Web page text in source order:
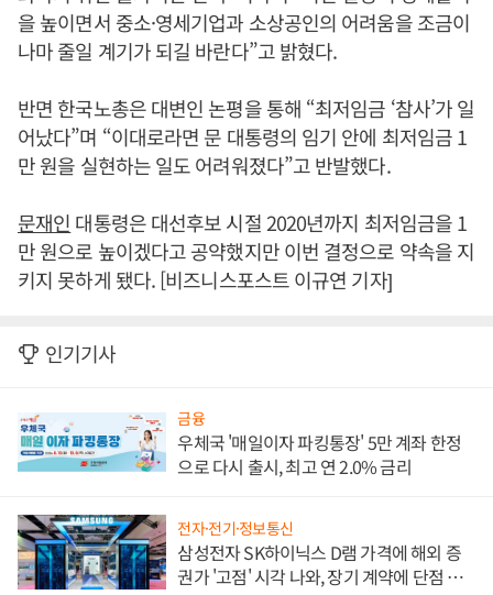
을 높이면서 중소·영세기업과 소상공인의 어려움을 조금이
나마 줄일 계기가 되길 바란다”고 밝혔다.
반면 한국노총은 대변인 논평을 통해 “최저임금 ‘참사’가 일
어났다”며 “이대로라면 문 대통령의 임기 안에 최저임금 1
만 원을 실현하는 일도 어려워졌다”고 반발했다.
문재인 대통령은 대선후보 시절 2020년까지 최저임금을 1
만 원으로 높이겠다고 공약했지만 이번 결정으로 약속을 지
키지 못하게 됐다. [비즈니스포스트 이규연 기자]
인기기사
금융
우체국 '매일이자 파킹통장' 5만 계좌 한정
으로 다시 출시, 최고 연 2.0% 금리
전자·전기·정보통신
삼성전자 SK하이닉스 D램 가격에 해외 증
권가 '고점' 시각 나와, 장기 계약에 단점 부